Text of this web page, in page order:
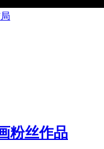
粉丝作品